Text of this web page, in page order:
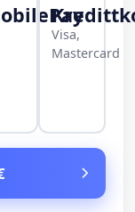
Visa,
Mastercard